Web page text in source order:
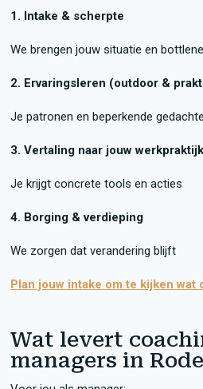
1. Intake & scherpte
We brengen jouw situatie en
2. Ervaringsleren (outdoor &
Je patronen en beperkende
3. Vertaling naar jouw werkpraktijk
Je krijgt concrete tools en acties
4. Borging & verdieping
We zorgen dat verandering blijft
Plan jouw intake om te kijken wat
Wat levert
managers in